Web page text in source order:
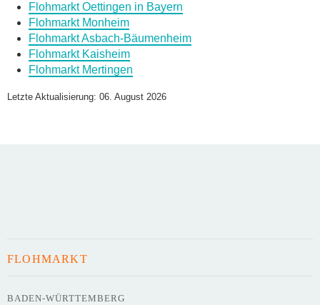
Daten des Flohmarkts
Name des Flohmarkts
Flohmarkt Oettingen in Bayern
Flohmarkt Monheim
Flohmarkt Asbach-Bäumenheim
Flohmarkt Kaisheim
Flohmarkt Mertingen
Letzte Aktualisierung: 06. August 2026
FLOHMARKT
BADEN-WÜRTTEMBERG